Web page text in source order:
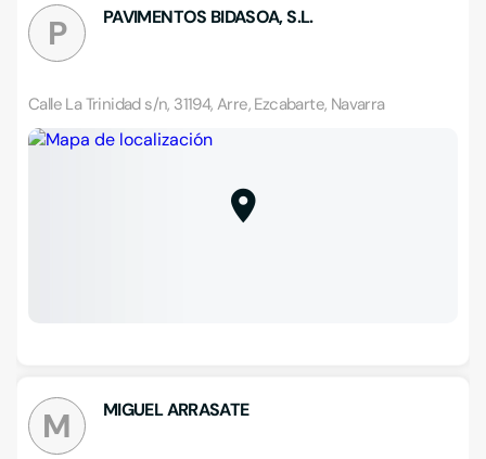
P PAVIMENTOS BIDASOA, S.L.
Calle La Trinidad s/n, 31194, Arre, Ezcabarte, Navarra
M MIGUEL ARRASATE